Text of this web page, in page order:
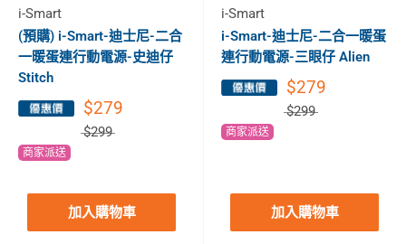
i-Smart
(預購) i-Smart-迪士尼-二合
一暖蛋連行動電源-史迪仔
Stitch
$279
$299
商家派送
加入購物車
i-Smart
i-Smart-迪士尼-二合一暖蛋
連行動電源-三眼仔 Alien
$279
$299
商家派送
加入購物車